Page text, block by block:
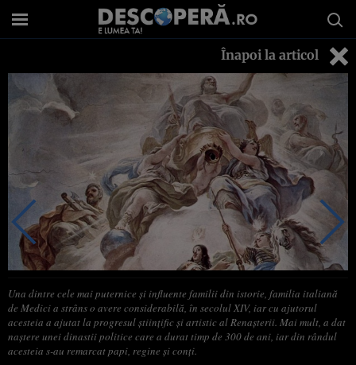
Înapoi la articol
Una dintre cele mai puternice şi influente familii din istorie, familia italiană
de Medici a strâns o avere considerabilă, în secolul XIV, iar cu ajutorul
acesteia a ajutat la progresul ştiinţific şi artistic al Renaşterii. Mai mult, a dat
naştere unei dinastii politice care a durat timp de 300 de ani, iar din rândul
acesteia s-au remarcat papi, regine şi conţi.